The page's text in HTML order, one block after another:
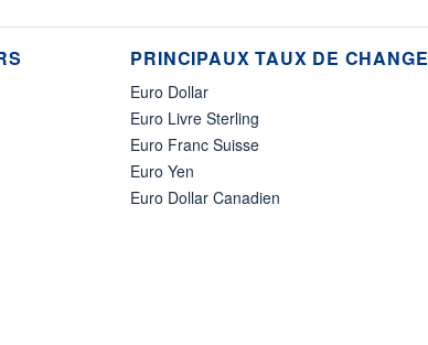
PRINCIPAUX TAUX DE CHANGE
Euro Dollar
Euro Livre Sterling
Euro Franc Suisse
Euro Yen
Euro Dollar Canadien